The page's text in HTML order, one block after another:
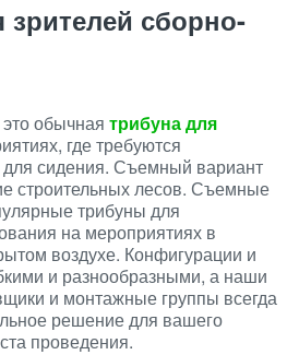
сборно-
обычная трибуна для
где требуются
сидения. Съемный вариант
строительных лесов. Съемные
трибуны для
на мероприятиях в
воздухе. Конфигурации и
и разнообразными, а наши
и монтажные группы всегда
решение для вашего
проведения.